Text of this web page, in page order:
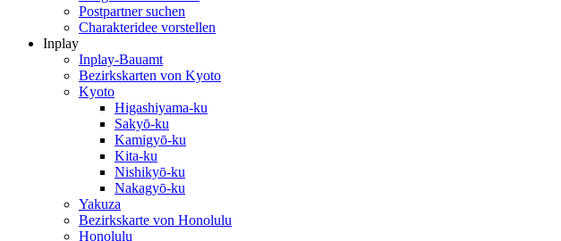
Postpartner suchen
Charakteridee vorstellen
Inplay
Inplay-Bauamt
Bezirkskarten von Kyoto
Kyoto
Higashiyama-ku
Sakyō-ku
Kamigyō-ku
Kita-ku
Nishikyō-ku
Nakagyō-ku
Yakuza
Bezirkskarte von Honolulu
Honolulu